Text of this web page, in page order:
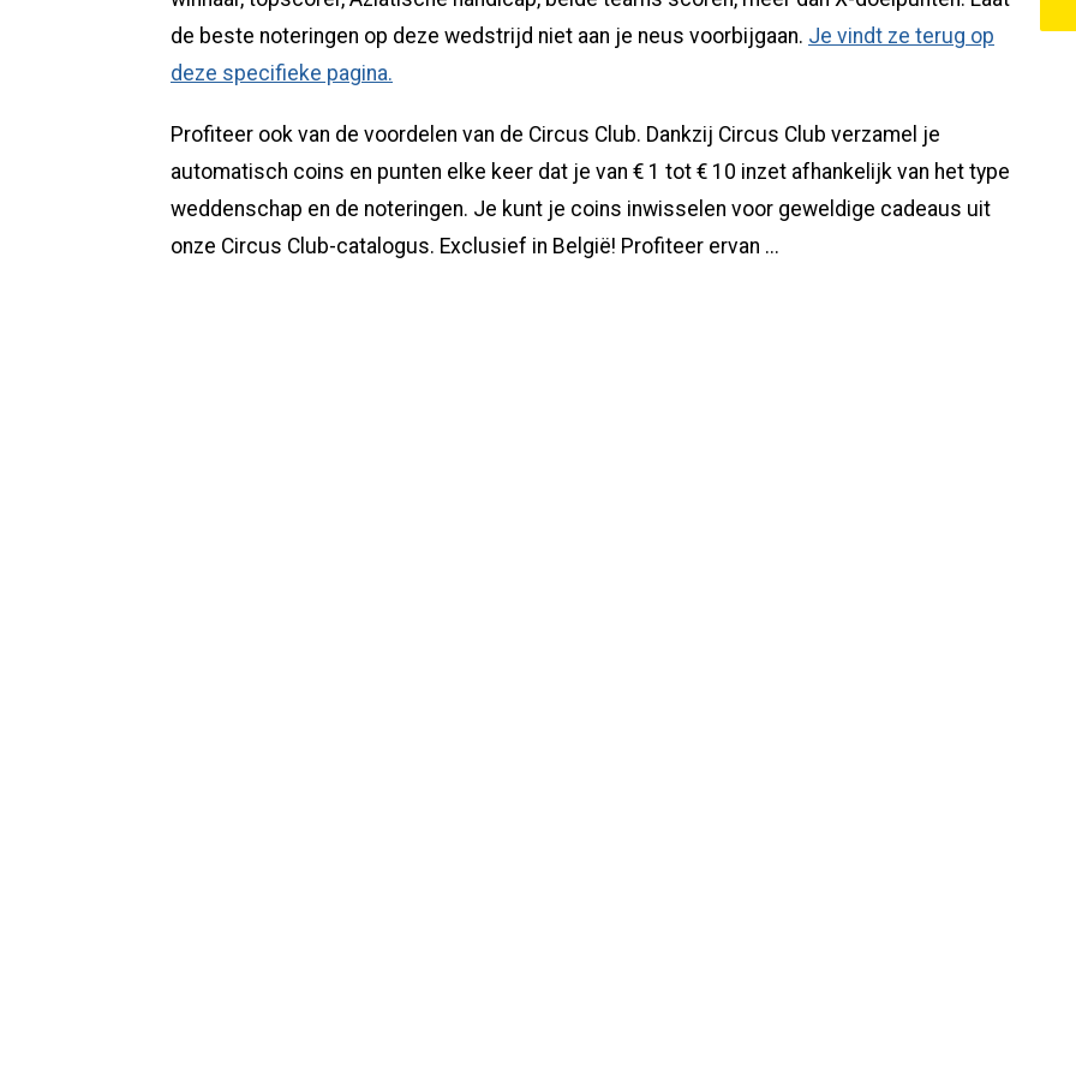
de beste noteringen op deze wedstrijd niet aan je neus voorbijgaan. Je vindt ze terug op
deze specifieke pagina.
Profiteer ook van de voordelen van de Circus Club. Dankzij Circus Club verzamel je
automatisch coins en punten elke keer dat je van € 1 tot € 10 inzet afhankelijk van het type
weddenschap en de noteringen. Je kunt je coins inwisselen voor geweldige cadeaus uit
onze Circus Club-catalogus. Exclusief in België! Profiteer ervan ...